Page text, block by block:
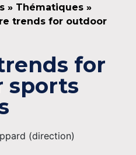
» Thématiques »
trends for outdoor
for
sports
(direction)